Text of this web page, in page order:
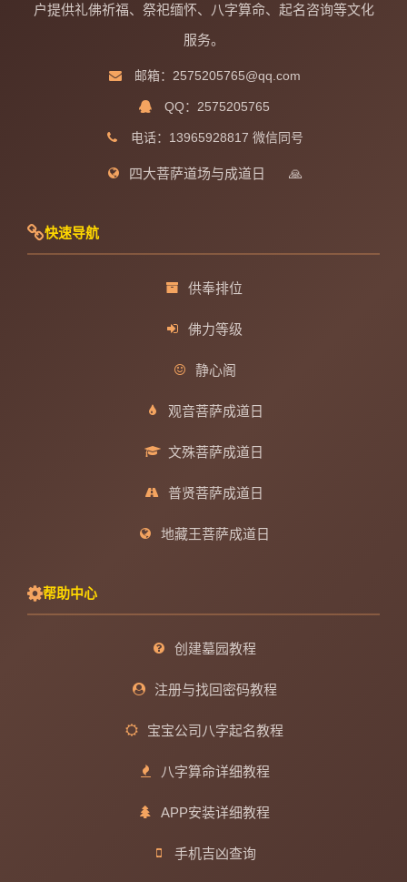
户提供礼佛祈福、祭祀缅怀、八字算命、起名咨询等文化
服务。
邮箱：2575205765@qq.com
QQ：2575205765
电话：13965928817 微信同号
四大菩萨道场与成道日 🙏
快速导航
供奉排位
佛力等级
静心阁
观音菩萨成道日
文殊菩萨成道日
普贤菩萨成道日
地藏王菩萨成道日
帮助中心
创建墓园教程
注册与找回密码教程
宝宝公司八字起名教程
八字算命详细教程
APP安装详细教程
手机吉凶查询